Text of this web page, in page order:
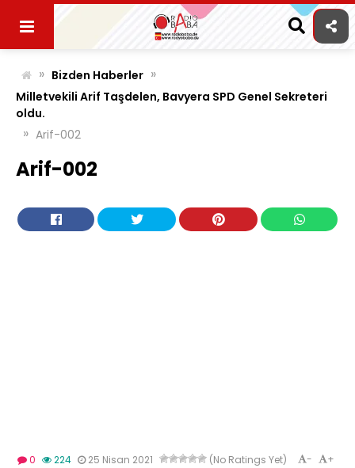
content
» Bizden Haberler »
Milletvekili Arif Taşdelen, Bavyera SPD Genel Sekreteri
oldu.
» Arif-002
Arif-002
0 224 25 Nisan 2021 (No Ratings Yet) +
-